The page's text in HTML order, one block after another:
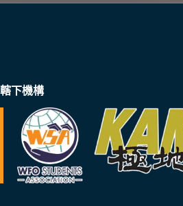
轄下機構